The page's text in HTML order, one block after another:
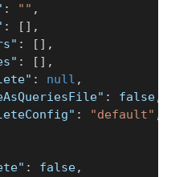
: "" ,
: [ ] ,
: [ ] ,
: [ ] ,
: null ,
: false,
: "default" ,
: false,